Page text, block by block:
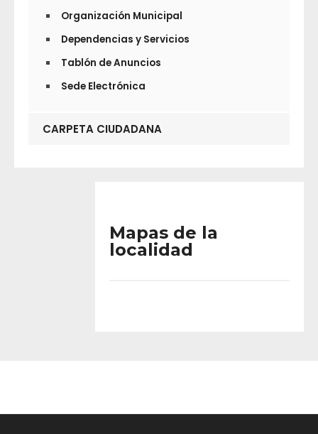
Organización Municipal
Dependencias y Servicios
Tablón de Anuncios
Sede Electrónica
CARPETA CIUDADANA
Mapas de la
localidad